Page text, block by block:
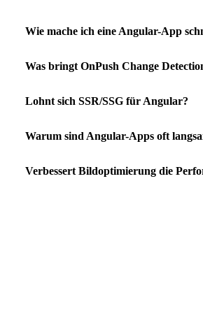
Wie mache ich eine Angular-App
Was bringt OnPush Change
Lohnt sich SSR/SSG für Angular?
Warum sind Angular-Apps oft
Verbessert Bildoptimierung die